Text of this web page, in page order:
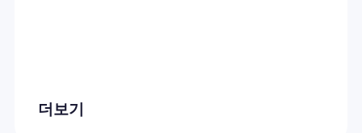
더보기